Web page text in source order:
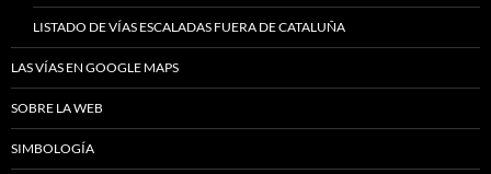
LISTADO DE VÍAS ESCALADAS FUERA DE CATALUÑA
LAS VÍAS EN GOOGLE MAPS
SOBRE LA WEB
SIMBOLOGÍA